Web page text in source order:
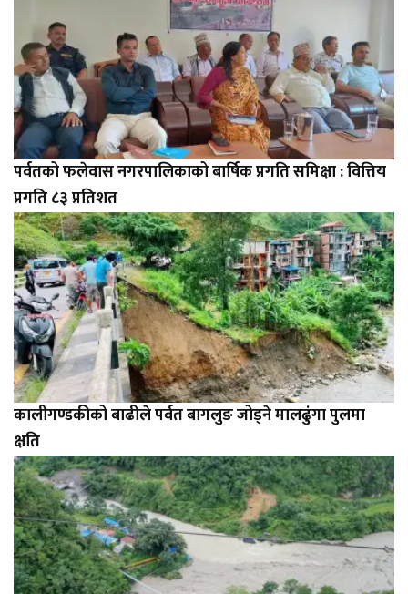
पर्वतको फलेवास नगरपालिकाको बार्षिक प्रगति समिक्षा : वित्तिय
प्रगति ८३ प्रतिशत
कालीगण्डकीको बाढीले पर्वत बागलुङ जोड्ने मालढुंगा पुलमा
क्षति